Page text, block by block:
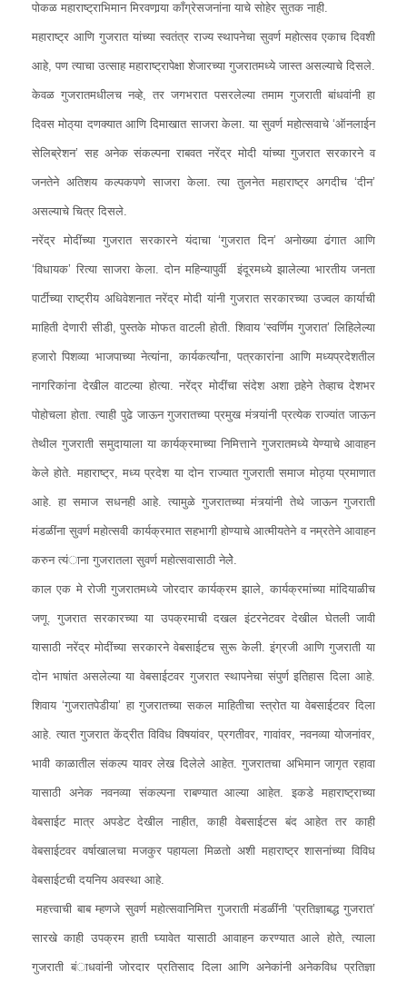
पोकळ महाराष्ट्राभिमान मिरवणार्‍या कॉंग्रेसजनांना याचे सोहेर सुतक नाही.
महाराष्ट्र आणि गुजरात यांच्या स्वतंत्र राज्य स्थापनेचा सुवर्ण महोत्सव एकाच दिवशी
आहे, पण त्याचा उत्साह महाराष्ट्रापेक्षा शेजारच्या गुजरातमध्ये जास्त असल्याचे दिसले.
केवळ गुजरातमधीलच नव्हे, तर जगभरात पसरलेल्या तमाम गुजराती बांधवांनी हा
दिवस मोठ्‌या दणक्यात आणि दिमाखात साजरा केला. या सुवर्ण महोत्सवाचे ‘ऑनलाईन
सेलिब्रेशन’ सह अनेक संकल्पना राबवत नरेंद्र मोदी यांच्या गुजरात सरकारने व
जनतेने अतिशय कल्पकपणे साजरा केला. त्या तुलनेत महाराष्ट्र अगदीच ‘दीन’
असल्याचे चित्र दिसले.
नरेंद्र मोदींच्या गुजरात सरकारने यंदाचा ‘गुजरात दिन’ अनोख्या ढंगात आणि
‘विधायक’ रित्या साजरा केला. दोन महिन्यापुर्वी इंदूरमध्ये झालेल्या भारतीय जनता
पार्टीच्या राष्ट्रीय अधिवेशनात नरेंद्र मोदी यांनी गुजरात सरकारच्या उज्वल कार्याची
माहिती देणारी सीडी, पुस्तके मोफत वाटली होती. शिवाय ‘स्वर्णिम गुजरात’ लिहिलेल्या
हजारो पिशव्या भाजपाच्या नेत्यांना, कार्यकर्त्यांना, पत्रकारांना आणि मध्यप्रदेशतील
नागरिकांना देखील वाटल्या होत्या. नरेंद्र मोदींचा संदेश अशा तर्‍हेने तेव्हाच देशभर
पोहोचला होता. त्याही पुढे जाऊन गुजरातच्या प्रमुख मंत्र्यांनी प्रत्येक राज्यांत जाऊन
तेथील गुजराती समुदायाला या कार्यक्रमाच्या निमित्ताने गुजरातमध्ये येण्याचे आवाहन
केले होते. महाराष्ट्र, मध्य प्रदेश या दोन राज्यात गुजराती समाज मोठ्या प्रमाणात
आहे. हा समाज सधनही आहे. त्यामुळे गुजरातच्या मंत्र्यांनी तेथे जाऊन गुजराती
मंडळींना सुवर्ण महोत्सवी कार्यक्रमात सहभागी होण्याचे आत्मीयतेने व नम्रतेने आवाहन
करुन त्यंाना गुजरातला सुवर्ण महोत्सवासाठी नेलेे.
काल एक मे रोजी गुजरातमध्ये जोरदार कार्यक्रम झाले, कार्यक्रमांच्या मांदियाळीच
जणू. गुजरात सरकारच्या या उपक्रमाची दखल इंटरनेटवर देखील घेतली जावी
यासाठी नरेंद्र मोदींच्या सरकारने वेबसाईटच सुरू केली. इंग्रजी आणि गुजराती या
दोन भाषांत असलेल्या या वेबसाईटवर गुजरात स्थापनेचा संपुर्ण इतिहास दिला आहे.
शिवाय ‘गुजरातपेडीया’ हा गुजरातच्या सकल माहितीचा स्त्रोत या वेबसाईटवर दिला
आहे. त्यात गुजरात केंद्रीत विविध विषयांवर, प्रगतीवर, गावांवर, नवनव्या योजनांवर,
भावी काळातील संकल्प यावर लेख दिलेले आहेत. गुजरातचा अभिमान जागृत रहावा
यासाठी अनेक नवनव्या संकल्पना राबण्यात आल्या आहेत. इकडे महाराष्ट्राच्या
वेबसाईट मात्र अपडेट देखील नाहीत, काही वेबसाईटस बंद आहेत तर काही
वेबसाईटवर वर्षाखालचा मजकुर पहायला मिळतो अशी महाराष्ट्र शासनांच्या विविध
वेबसाईटची दयनिय अवस्था आहे.
महत्त्वाची बाब म्हणजे सुवर्ण महोत्सवानिमित्त गुजराती मंडळींनी ‘प्रतिज्ञाबद्ध गुजरात’
सारखे काही उपक्रम हाती घ्यावेत यासाठी आवाहन करण्यात आले होते, त्याला
गुजराती बंाधवांनी जोरदार प्रतिसाद दिला आणि अनेकांनी अनेकविध प्रतिज्ञा